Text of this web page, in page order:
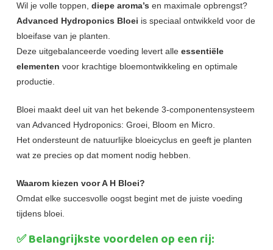
Wil je volle toppen, diepe aroma’s en maximale opbrengst?
Advanced Hydroponics Bloei is speciaal ontwikkeld voor de
bloeifase van je planten.
Deze uitgebalanceerde voeding levert alle essentiële
elementen voor krachtige bloemontwikkeling en optimale
productie.
Bloei maakt deel uit van het bekende 3-componentensysteem
van Advanced Hydroponics: Groei, Bloom en Micro.
Het ondersteunt de natuurlijke bloeicyclus en geeft je planten
wat ze precies op dat moment nodig hebben.
Waarom kiezen voor A H Bloei?
Omdat elke succesvolle oogst begint met de juiste voeding
tijdens bloei.
✅ Belangrijkste voordelen op een rij: